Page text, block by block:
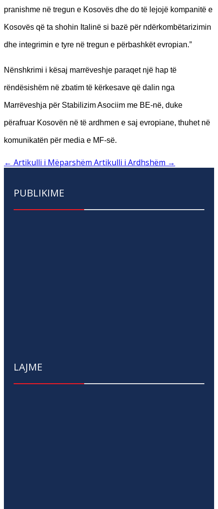
pranishme në tregun e Kosovës dhe do të lejojë kompanitë e
Kosovës që ta shohin Italinë si bazë për ndërkombëtarizimin
dhe integrimin e tyre në tregun e përbashkët evropian.”
Nënshkrimi i kësaj marrëveshje paraqet një hap të
rëndësishëm në zbatim të kërkesave që dalin nga
Marrëveshja për Stabilizim Asociim me BE-në, duke
përafruar Kosovën në të ardhmen e saj evropiane, thuhet në
komunikatën për media e MF-së.
← Artikulli i Mëparshëm Artikulli i Ardhshëm →
PUBLIKIME
LAJME